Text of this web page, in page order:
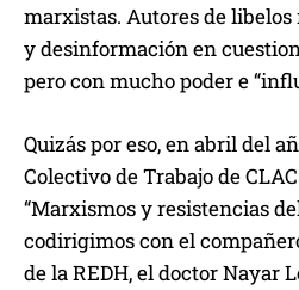
marxistas. Autores de
y desinformación en
pero con mucho poder e
Quizás por eso, en abril del
Colectivo de Trabajo de
“Marxismos y resistencias
codirigimos con el
de la REDH, el doctor Nayar